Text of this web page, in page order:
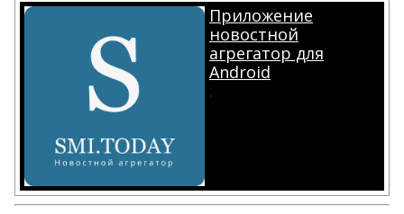
Приложение
новостной
агрегатор для
Android
.